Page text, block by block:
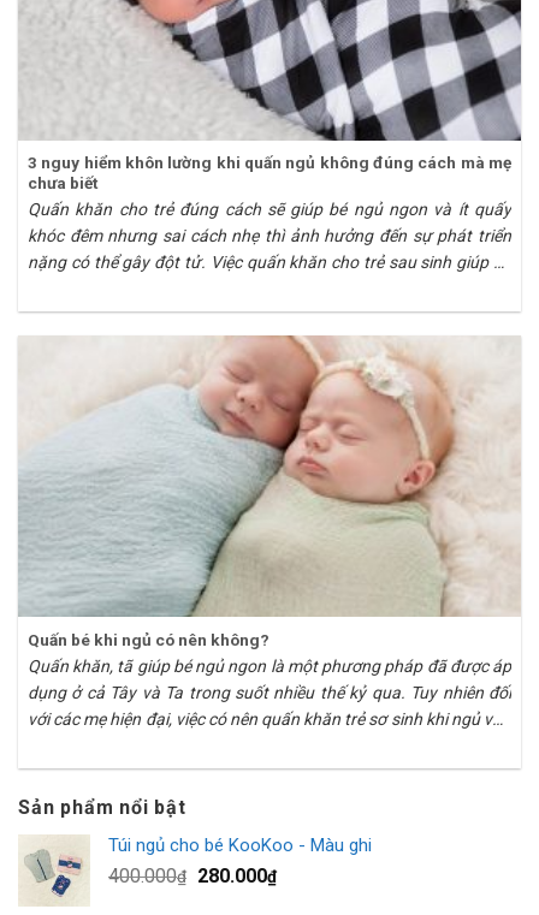
3 nguy hiểm khôn lường khi quấn ngủ không đúng cách mà mẹ
chưa biết
Quấn khăn cho trẻ đúng cách sẽ giúp bé ngủ ngon và ít quấy
khóc đêm nhưng sai cách nhẹ thì ảnh hưởng đến sự phát triển
nặng có thể gây đột tử. Việc quấn khăn cho trẻ sau sinh giúp bé
sắc
Quấn bé khi ngủ có nên không?
Quấn khăn, tã giúp bé ngủ ngon là một phương pháp đã được áp
dụng ở cả Tây và Ta trong suốt nhiều thế kỷ qua. Tuy nhiên đối
với các mẹ hiện đại, việc có nên quấn khăn trẻ sơ sinh khi ngủ vẫn
Sản phẩm nổi bật
Túi ngủ cho bé KooKoo - Màu ghi
400.000₫ 280.000₫